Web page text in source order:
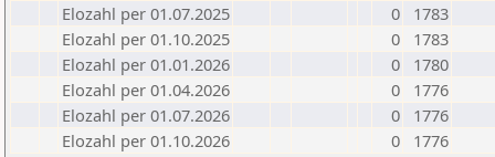
Elozahl per 01.07.2025
0
1783
Elozahl per 01.10.2025
0
1783
Elozahl per 01.01.2026
0
1780
Elozahl per 01.04.2026
0
1776
Elozahl per 01.07.2026
0
1776
Elozahl per 01.10.2026
0 1776